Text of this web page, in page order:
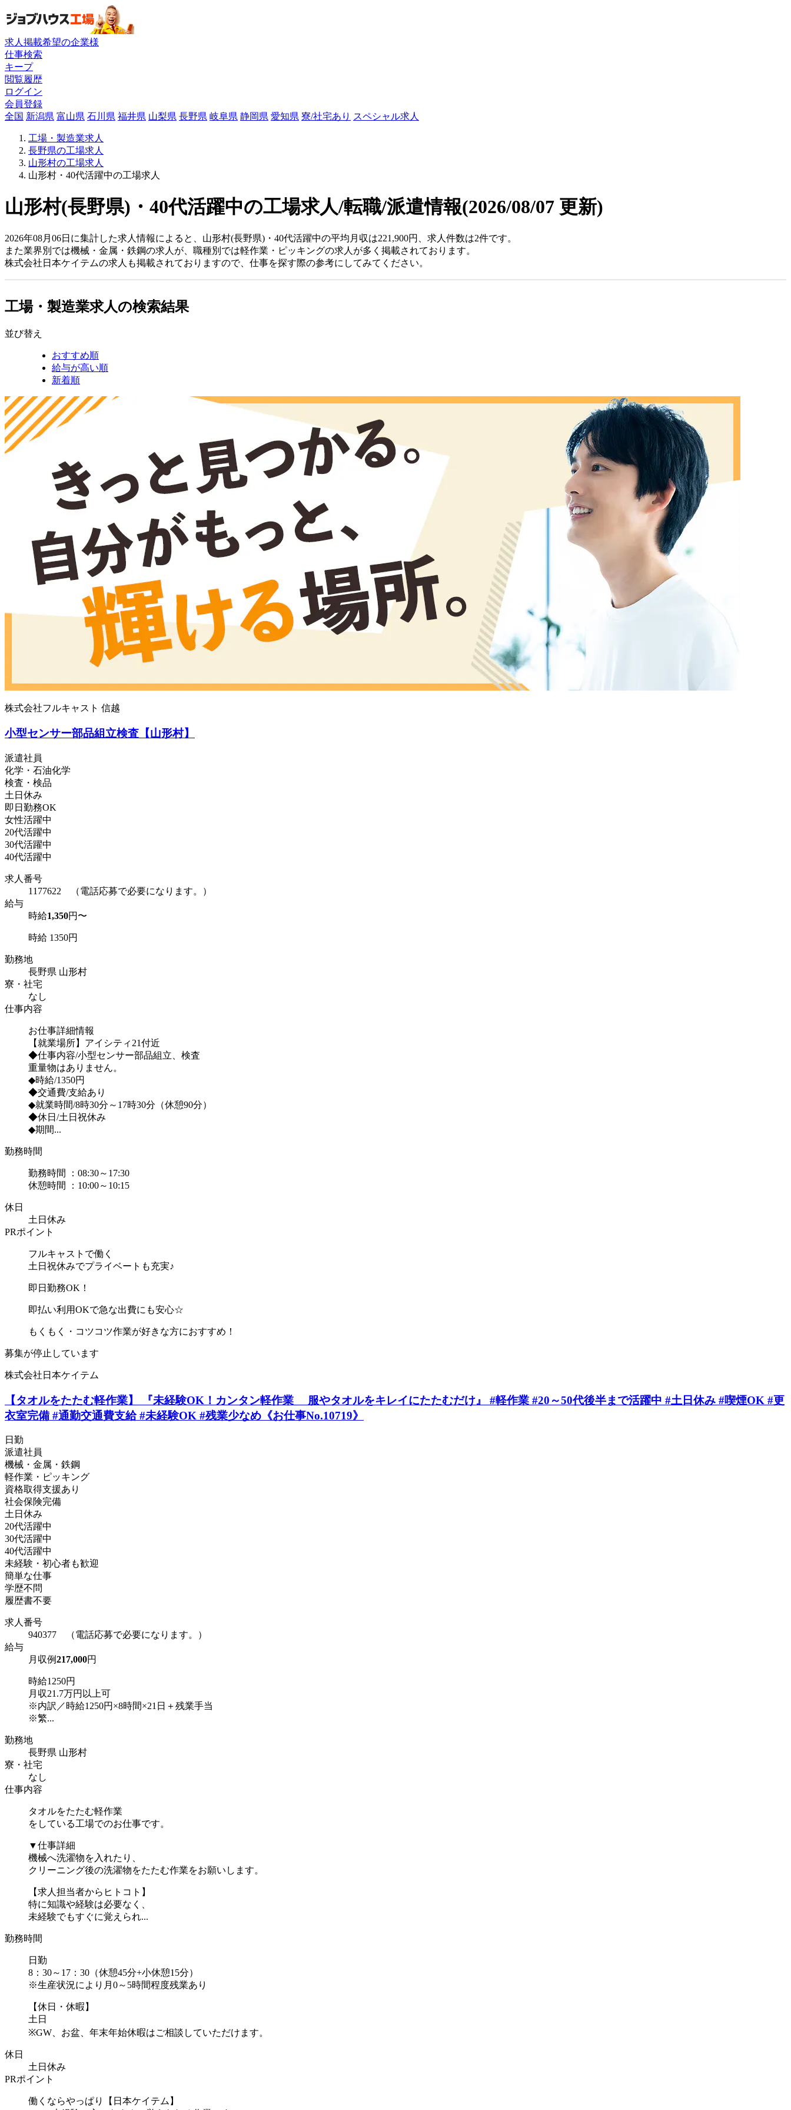
求人掲載希望の企業様
仕事検索
キープ
閲覧履歴
ログイン
会員登録
全国 新潟県 富山県 石川県 福井県 山梨県 長野県 岐阜県 静岡県 愛知県 寮/社宅あり スペシャル求人
工場・製造業求人
長野県の工場求人
山形村の工場求人
山形村・40代活躍中の工場求人
山形村(長野県)・40代活躍中の工場求人/転職/派遣情報(2026/08/07 更新)
2026年08月06日に集計した求人情報によると、山形村(長野県)・40代活躍中の平均月収は221,900円、求人件数は2件です。
また業界別では機械・金属・鉄鋼の求人が、職種別では軽作業・ピッキングの求人が多く掲載されております。
株式会社日本ケイテムの求人も掲載されておりますので、仕事を探す際の参考にしてみてください。
工場・製造業求人の検索結果
並び替え
おすすめ順
給与が高い順
新着順
株式会社フルキャスト 信越
小型センサー部品組立検査【山形村】
派遣社員
化学・石油化学
検査・検品
土日休み
即日勤務OK
女性活躍中
20代活躍中
30代活躍中
40代活躍中
求人番号
1177622 （電話応募で必要になります。）
給与
時給1,350円〜
時給 1350円
勤務地
長野県 山形村
寮・社宅
なし
仕事内容
お仕事詳細情報
【就業場所】アイシティ21付近
◆仕事内容/小型センサー部品組立、検査
重量物はありません。
◆時給/1350円
◆交通費/支給あり
◆就業時間/8時30分～17時30分（休憩90分）
◆休日/土日祝休み
◆期間...
勤務時間
勤務時間 ：08:30～17:30
休憩時間 ：10:00～10:15
休日
土日休み
PRポイント
フルキャストで働く
土日祝休みでプライベートも充実♪
即日勤務OK！
即払い利用OKで急な出費にも安心☆
もくもく・コツコツ作業が好きな方におすすめ！
募集が停止しています
株式会社日本ケイテム
【タオルをたたむ軽作業】 『未経験OK！カンタン軽作業 服やタオルをキレイにたたむだけ』 #軽作業 #20～50代後半まで活躍中 #土日休み #喫煙OK #更
衣室完備 #通勤交通費支給 #未経験OK #残業少なめ《お仕事No.10719》
日勤
派遣社員
機械・金属・鉄鋼
軽作業・ピッキング
資格取得支援あり
社会保険完備
土日休み
20代活躍中
30代活躍中
40代活躍中
未経験・初心者も歓迎
簡単な仕事
学歴不問
履歴書不要
求人番号
940377 （電話応募で必要になります。）
給与
月収例217,000円
時給1250円
月収21.7万円以上可
※内訳／時給1250円×8時間×21日＋残業手当
※繁...
勤務地
長野県 山形村
寮・社宅
なし
仕事内容
タオルをたたむ軽作業
をしている工場でのお仕事です。
▼仕事詳細
機械へ洗濯物を入れたり、
クリーニング後の洗濯物をたたむ作業をお願いします。
【求人担当者からヒトコト】
特に知識や経験は必要なく、
未経験でもすぐに覚えられ...
勤務時間
日勤
8：30～17：30（休憩45分+小休憩15分）
※生産状況により月0～5時間程度残業あり
【休日・休暇】
土日
※GW、お盆、年末年始休暇はご相談していただけます。
休日
土日休み
PRポイント
働くならやっぱり【日本ケイテム】